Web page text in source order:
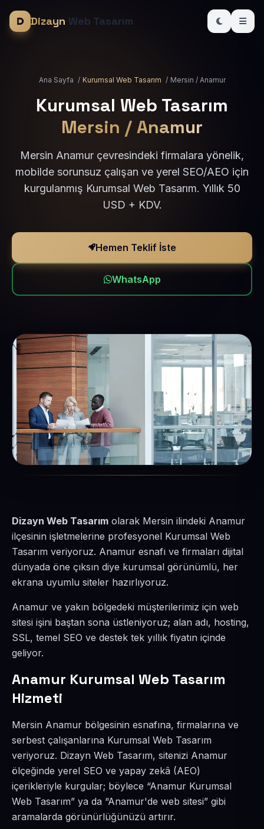
Dizayn Web Tasarım
Ana Sayfa / Kurumsal Web Tasarım / Mersin / Anamur
Kurumsal Web Tasarım
Mersin / Anamur
Mersin Anamur çevresindeki firmalara yönelik,
mobilde sorunsuz çalışan ve yerel SEO/AEO için
kurgulanmış Kurumsal Web Tasarım. Yıllık 50
USD + KDV.
Hemen Teklif İste
WhatsApp
Dizayn Web Tasarım olarak Mersin ilindeki Anamur
ilçesinin işletmelerine profesyonel Kurumsal Web
Tasarım veriyoruz. Anamur esnafı ve firmaları dijital
dünyada öne çıksın diye kurumsal görünümlü, her
ekrana uyumlu siteler hazırlıyoruz.
Anamur ve yakın bölgedeki müşterilerimiz için web
sitesi işini baştan sona üstleniyoruz; alan adı, hosting,
SSL, temel SEO ve destek tek yıllık fiyatın içinde
geliyor.
Anamur Kurumsal Web Tasarım
Hizmeti
Mersin Anamur bölgesinin esnafına, firmalarına ve
serbest çalışanlarına Kurumsal Web Tasarım
veriyoruz. Dizayn Web Tasarım, sitenizi Anamur
ölçeğinde yerel SEO ve yapay zekâ (AEO)
içerikleriyle kurgular; böylece “Anamur Kurumsal
Web Tasarım” ya da “Anamur'de web sitesi” gibi
aramalarda görünürlüğünüzü artırır.